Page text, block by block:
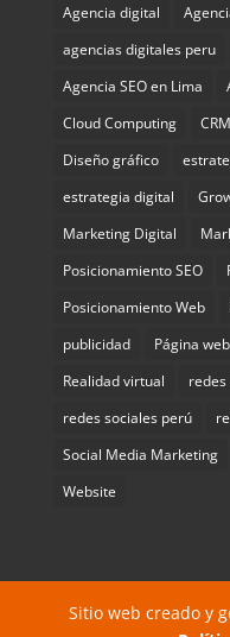
Agencia digital
agencias digitales peru
Agencia SEO en Lima
Cloud Computing
CRM
Diseño gráfico
estrategia digital
Marketing Digital
Posicionamiento SEO
Posicionamiento Web
publicidad
Página web
Realidad virtual
redes
redes sociales perú
Social Media Marketing
Website
Sitio web creado y